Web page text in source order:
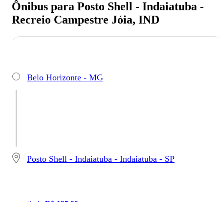
Ônibus para Posto Shell - Indaiatuba -
Recreio Campestre Jóia, IND
Belo Horizonte - MG
Posto Shell - Indaiatuba - Indaiatuba - SP